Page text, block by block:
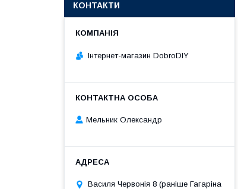
КОНТАКТИ
Інтернет-магазин DobroDIY
Мельник Олександр
Василя Червонія 8 (раніше Гагаріна